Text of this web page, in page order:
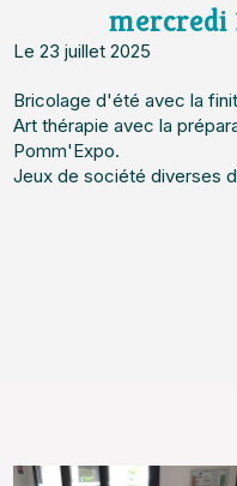
Le 23 juillet 2025
Bricolage d'été avec la
Art thérapie avec la
Pomm'Expo.
Jeux de société diverses